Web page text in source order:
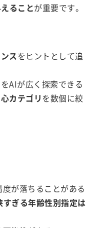
ることが重要です。
スをヒントとして追
AIが広く探索できる
カテゴリを数個に絞
が落ちることがある
すぎる年齢性別指定は